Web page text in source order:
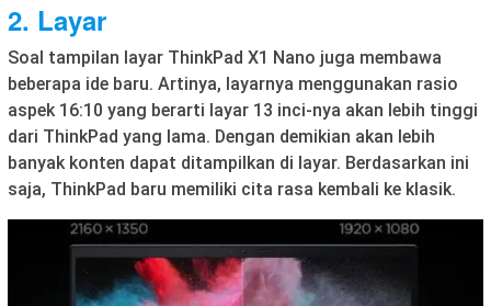
2. Layar
Soal tampilan layar ThinkPad X1 Nano juga membawa
beberapa ide baru. Artinya, layarnya menggunakan rasio
aspek 16:10 yang berarti layar 13 inci-nya akan lebih tinggi
dari ThinkPad yang lama. Dengan demikian akan lebih
banyak konten dapat ditampilkan di layar. Berdasarkan ini
saja, ThinkPad baru memiliki cita rasa kembali ke klasik.